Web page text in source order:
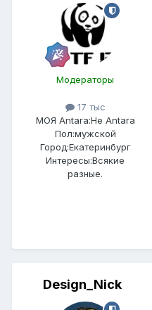
Модераторы
17 тыс
МОЯ Antara:Не Antara
Пол:мужской
Город:Екатеринбург
Интересы:Всякие
разные.
Design_Nick